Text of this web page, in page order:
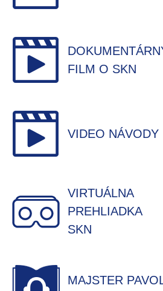
FILM O SKN
VIDEO NÁVODY
VIRTUÁLNA
PREHLIADKA
SKN
MAJSTER